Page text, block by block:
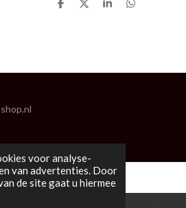
voor analyse-
van advertenties. Door
de site gaat u hiermee
D
D
S
D